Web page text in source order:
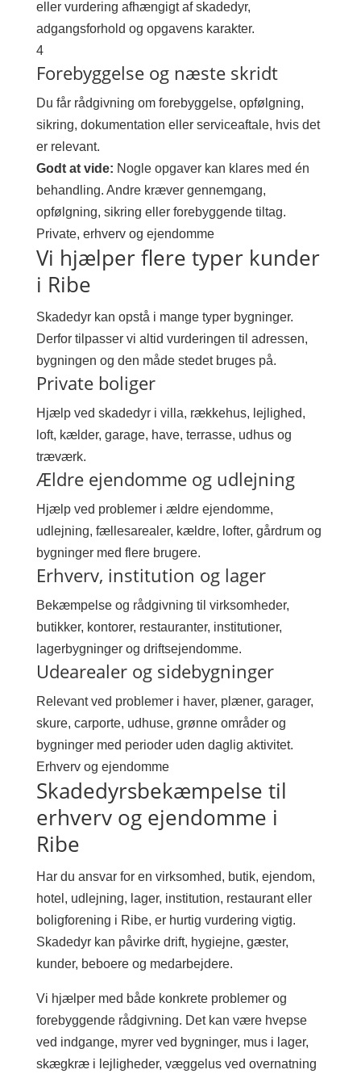
eller vurdering afhængigt af skadedyr,
adgangsforhold og opgavens karakter.
4
Forebyggelse og næste skridt
Du får rådgivning om forebyggelse, opfølgning,
sikring, dokumentation eller serviceaftale, hvis det
er relevant.
Godt at vide: Nogle opgaver kan klares med én
behandling. Andre kræver gennemgang,
opfølgning, sikring eller forebyggende tiltag.
Private, erhverv og ejendomme
Vi hjælper flere typer kunder
i Ribe
Skadedyr kan opstå i mange typer bygninger.
Derfor tilpasser vi altid vurderingen til adressen,
bygningen og den måde stedet bruges på.
Private boliger
Hjælp ved skadedyr i villa, rækkehus, lejlighed,
loft, kælder, garage, have, terrasse, udhus og
træværk.
Ældre ejendomme og udlejning
Hjælp ved problemer i ældre ejendomme,
udlejning, fællesarealer, kældre, lofter, gårdrum og
bygninger med flere brugere.
Erhverv, institution og lager
Bekæmpelse og rådgivning til virksomheder,
butikker, kontorer, restauranter, institutioner,
lagerbygninger og driftsejendomme.
Udearealer og sidebygninger
Relevant ved problemer i haver, plæner, garager,
skure, carporte, udhuse, grønne områder og
bygninger med perioder uden daglig aktivitet.
Erhverv og ejendomme
Skadedyrsbekæmpelse til
erhverv og ejendomme i
Ribe
Har du ansvar for en virksomhed, butik, ejendom,
hotel, udlejning, lager, institution, restaurant eller
boligforening i Ribe, er hurtig vurdering vigtig.
Skadedyr kan påvirke drift, hygiejne, gæster,
kunder, beboere og medarbejdere.
Vi hjælper med både konkrete problemer og
forebyggende rådgivning. Det kan være hvepse
ved indgange, myrer ved bygninger, mus i lager,
skægkræ i lejligheder, væggelus ved overnatning